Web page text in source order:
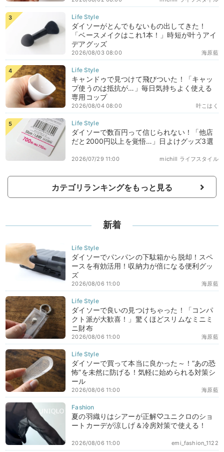
ダイソーがとんでもないもの出してきた！
「ベースメイクはこれ1本！」時短が叶うアイ
デアグッズ
海原藍
2026/08/03 08:00
キャンドゥで見つけて飛びついた！「キャッ
プ使うのは抵抗が…」毎日気持ちよく使える
専用コップ
叶こはく
2026/08/04 08:00
ダイソーで数百円って信じられない！「他店
だと2000円以上を覚悟…」日よけグッズ3選
michill ライフスタイル
2026/07/29 11:00
カテゴリランキングをもっと見る
新着
ダイソーでパンパンの下駄箱から脱却！スペ
ースを有効活用！収納力が倍になる便利グッ
ズ
海原藍
2026/08/06 11:00
ダイソーで良いの見つけちゃった！「コンパ
クト派が大歓喜！」驚くほどスリムなミニミ
ニ財布
海原藍
2026/08/06 11:00
ダイソーで買って本当に良かった～！“あの恐
怖”を未然に防げる！気軽に始められる対策シ
ール
海原藍
2026/08/06 11:00
夏の羽織りはシアーが正解♡ユニクロのショ
ートカーデが涼しげ＆冷房対策で使える！
emi_fashion_1122
2026/08/06 11:00